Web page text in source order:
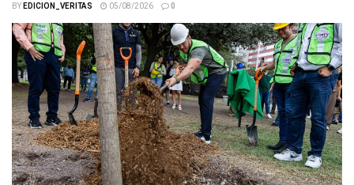
BYEDICION_VERITAS 05/08/2026 0